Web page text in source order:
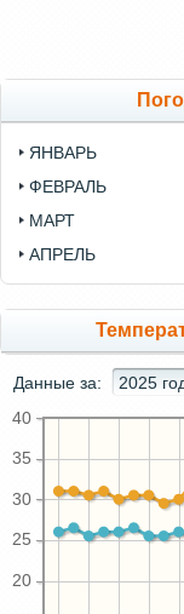
ЯНВАРЬ
ФЕВРАЛЬ
МАРТ
АПРЕЛЬ
Данные за: 2025
20
25
30
35
40